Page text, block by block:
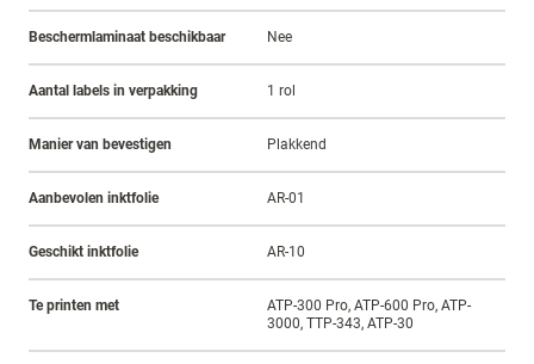
Beschermlaminaat beschikbaar Nee
Aantal labels in verpakking 1 rol
Manier van bevestigen Plakkend
Aanbevolen inktfolie AR-01
Geschikt inktfolie AR-10
Te printen met
ATP-300 Pro, ATP-600 Pro, ATP-
3000, TTP-343, ATP-30